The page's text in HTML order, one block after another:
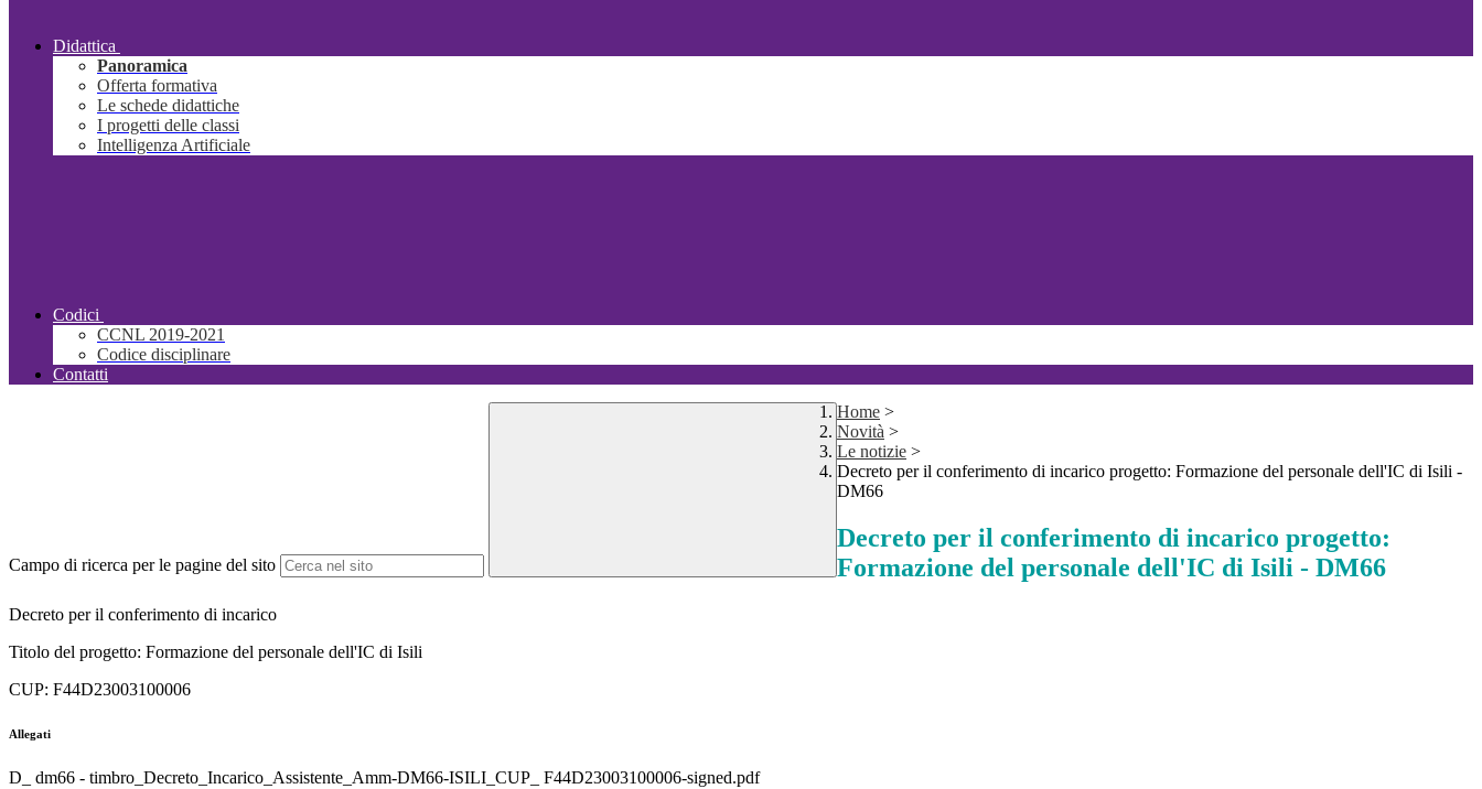
Didattica
Panoramica
Offerta formativa
Le schede didattiche
I progetti delle classi
Intelligenza Artificiale
Codici
CCNL 2019-2021
Codice disciplinare
Contatti
Campo di ricerca per le pagine del sito
Home >
Novità >
Le notizie >
Decreto per il conferimento di incarico progetto: Formazione del personale dell'IC di Isili -
DM66
Decreto per il conferimento di incarico progetto:
Formazione del personale dell'IC di Isili - DM66
Decreto per il conferimento di incarico
Titolo del progetto: Formazione del personale dell'IC di Isili
CUP: F44D23003100006
Allegati
D_ dm66 - timbro_Decreto_Incarico_Assistente_Amm-DM66-ISILI_CUP_ F44D23003100006-signed.pdf